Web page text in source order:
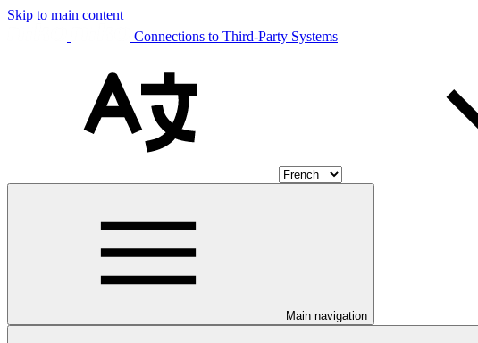
Skip to main content
Connections to Third-Party Systems
Main navigation